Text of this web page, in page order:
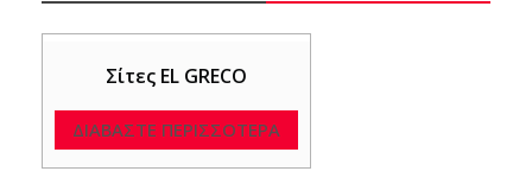
Σίτες EL GRECO
ΔΙΑΒΆΣΤΕ ΠΕΡΙΣΣΌΤΕΡΑ